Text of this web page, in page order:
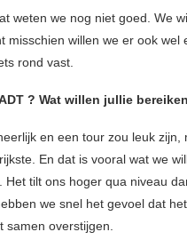
weten we nog niet goed. We
misschien willen we er ook wel
rond vast.
? Wat willen jullie
en een tour zou leuk zijn,
En dat is vooral wat we
tilt ons hoger qua niveau
we snel het gevoel dat
samen overstijgen.